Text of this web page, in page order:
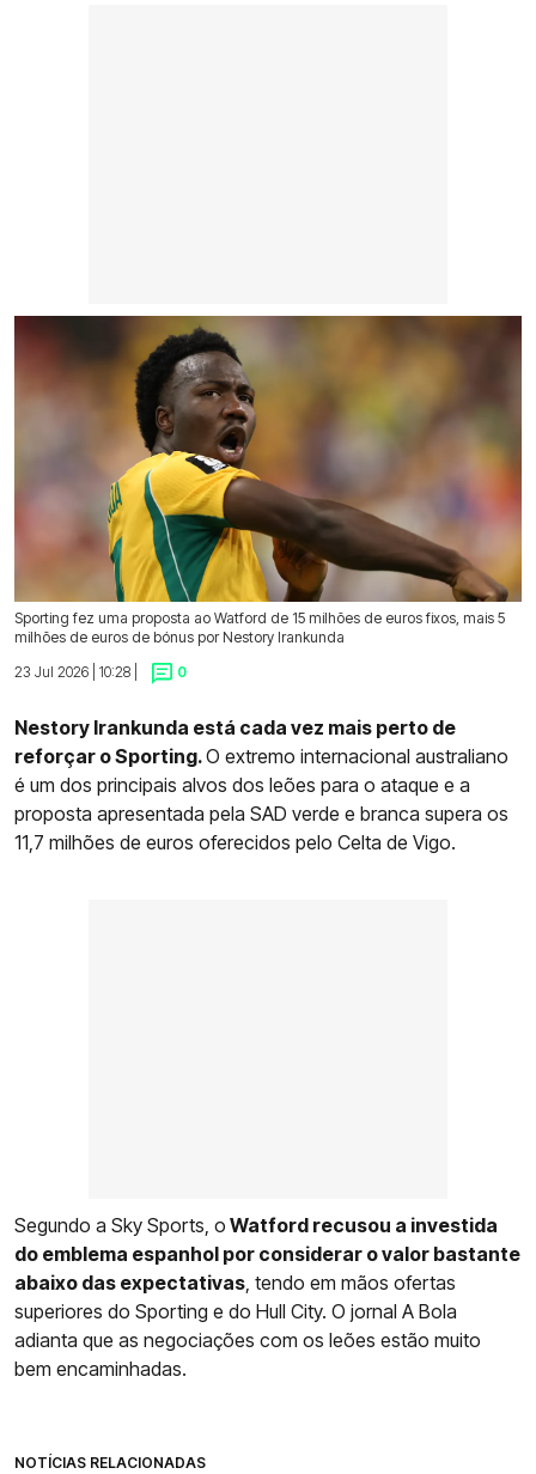
Sporting fez uma proposta ao Watford de 15 milhões de euros fixos, mais 5
milhões de euros de bónus por Nestory Irankunda
23 Jul 2026 | 10:28 |
0
Nestory Irankunda está cada vez mais perto de
reforçar o Sporting.O extremo internacional australiano
é um dos principais alvos dos leões para o ataque e a
proposta apresentada pela SAD verde e branca supera os
11,7 milhões de euros oferecidos pelo Celta de Vigo.
Segundo a Sky Sports, o Watford recusou a investida
do emblema espanhol por considerar o valor bastante
abaixo das expectativas , tendo em mãos ofertas
superiores do Sporting e do Hull City. O jornal A Bola
adianta que as negociações com os leões estão muito
bem encaminhadas.
NOTÍCIAS RELACIONADAS